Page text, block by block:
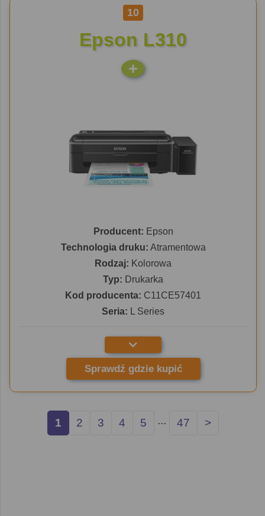
10
Epson L310
Producent: Epson
Technologia druku: Atramentowa
Rodzaj: Kolorowa
Typ: Drukarka
Kod producenta: C11CE57401
Seria: L Series
Sprawdź gdzie kupić
1 2 3 4 5 ... 47 >